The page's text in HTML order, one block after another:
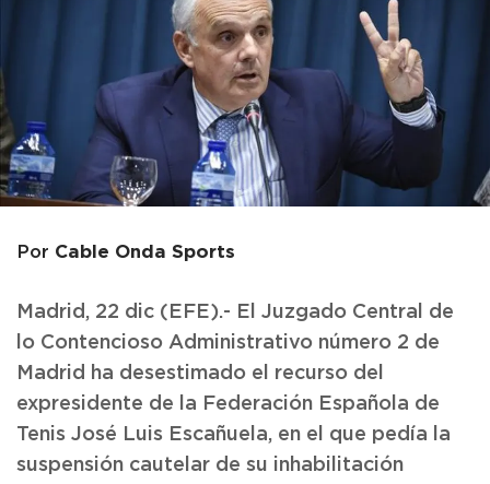
Por Cable Onda Sports
Madrid, 22 dic (EFE).- El Juzgado Central de
lo Contencioso Administrativo número 2 de
Madrid ha desestimado el recurso del
expresidente de la Federación Española de
Tenis José Luis Escañuela, en el que pedía la
suspensión cautelar de su inhabilitación